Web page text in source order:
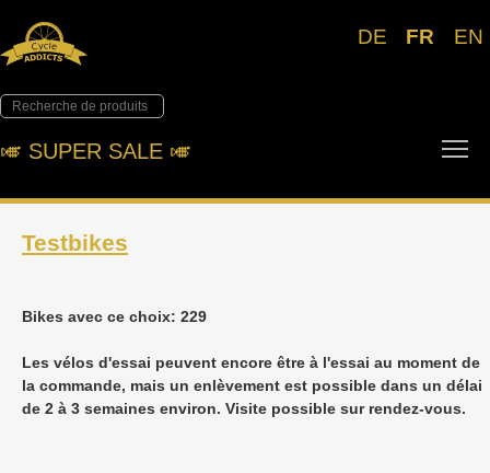
DE FR EN
🎺︎ SUPER SALE 🎺︎
Testbikes
Bikes avec ce choix: 229
Les vélos d'essai peuvent encore être à l'essai au moment de
la commande, mais un enlèvement est possible dans un délai
de 2 à 3 semaines environ. Visite possible sur rendez-vous.